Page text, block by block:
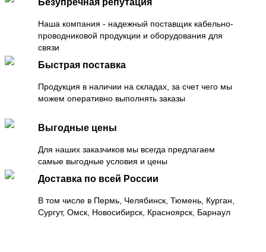
Безупречная репутация
Наша компания - надежный поставщик кабельно-
проводниковой продукции и оборудования для
связи
Быстрая поставка
Продукция в наличии на складах, за счет чего мы
можем оперативно выполнять заказы
Выгодные цены
Для наших заказчиков мы всегда предлагаем
самые выгодные условия и цены
Доставка по всей России
В том числе в Пермь, Челябинск, Тюмень, Курган,
Сургут, Омск, Новосибирск, Красноярск, Барнаул